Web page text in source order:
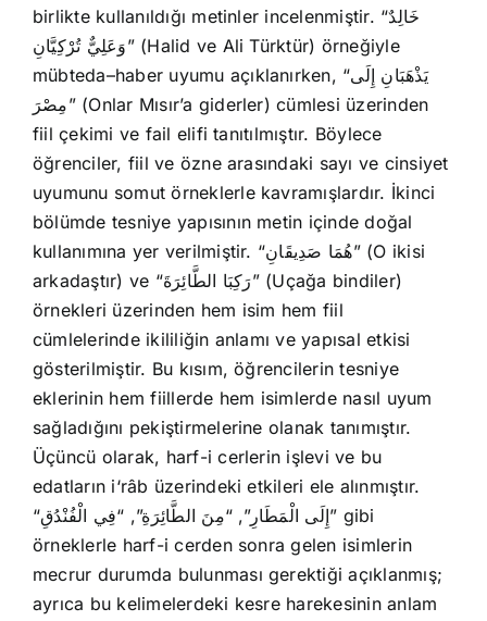
birlikte kullanıldığı metinler incelenmiştir. “خَالِدٌ
وَعَلِيٌّ تُرْكِيَّانِ” (Halid ve Ali Türktür) örneğiyle
mübteda–haber uyumu açıklanırken, “يَذْهَبَانِ إِلَى
مِصْرَ” (Onlar Mısır’a giderler) cümlesi üzerinden
fiil çekimi ve fail elifi tanıtılmıştır. Böylece
öğrenciler, fiil ve özne arasındaki sayı ve cinsiyet
uyumunu somut örneklerle kavramışlardır. İkinci
bölümde tesniye yapısının metin içinde doğal
kullanımına yer verilmiştir. “هُمَا صَدِيقَانِ” (O ikisi
arkadaştır) ve “رَكِبَا الطَّائِرَةَ” (Uçağa bindiler)
örnekleri üzerinden hem isim hem fiil
cümlelerinde ikililiğin anlamı ve yapısal etkisi
gösterilmiştir. Bu kısım, öğrencilerin tesniye
eklerinin hem fiillerde hem isimlerde nasıl uyum
sağladığını pekiştirmelerine olanak tanımıştır.
Üçüncü olarak, harf-i cerlerin işlevi ve bu
edatların i‘râb üzerindeki etkileri ele alınmıştır.
“إِلَى الْمَطَارِ”, “مِنَ الطَّائِرَةِ”, “فِي الْفُنْدُقِ” gibi
örneklerle harf-i cerden sonra gelen isimlerin
mecrur durumda bulunması gerektiği açıklanmış;
ayrıca bu kelimelerdeki kesre harekesinin anlam